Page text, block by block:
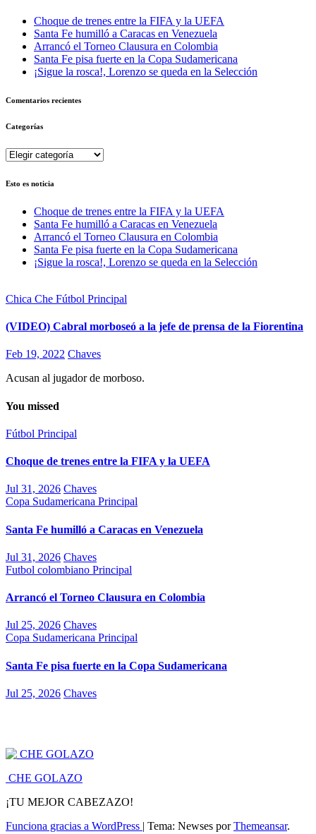
Choque de trenes entre la FIFA y la UEFA
Santa Fe humilló a Caracas en Venezuela
Arrancó el Torneo Clausura en Colombia
Santa Fe pisa fuerte en la Copa Sudamericana
¡Sigue la rosca!, Lorenzo se queda en la Selección
Comentarios recientes
Categorías
Categorías
Esto es noticia
Choque de trenes entre la FIFA y la UEFA
Santa Fe humilló a Caracas en Venezuela
Arrancó el Torneo Clausura en Colombia
Santa Fe pisa fuerte en la Copa Sudamericana
¡Sigue la rosca!, Lorenzo se queda en la Selección
Chica Che Fútbol Principal
(VIDEO) Cabral morboseó a la jefe de prensa de la Fiorentina
Feb 19, 2022 Chaves
Acusan al jugador de morboso.
You missed
Fútbol Principal
Choque de trenes entre la FIFA y la UEFA
Jul 31, 2026 Chaves
Copa Sudamericana Principal
Santa Fe humilló a Caracas en Venezuela
Jul 31, 2026 Chaves
Futbol colombiano Principal
Arrancó el Torneo Clausura en Colombia
Jul 25, 2026 Chaves
Copa Sudamericana Principal
Santa Fe pisa fuerte en la Copa Sudamericana
Jul 25, 2026 Chaves
CHE GOLAZO
¡TU MEJOR CABEZAZO!
Funciona gracias a WordPress | Tema: Newses porThemeansar.